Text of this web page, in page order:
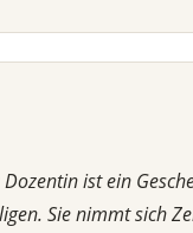
ist ein
Sie nimmt sich